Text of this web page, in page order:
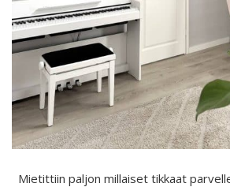
Mietittiin paljon millaiset tikkaat